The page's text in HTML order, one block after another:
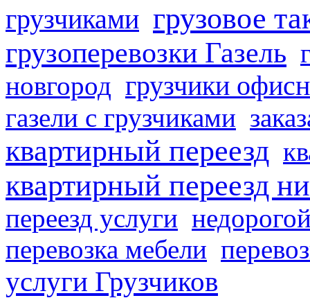
грузчиками грузовое
грузоперевозки Газель
новгород грузчики
газели с грузчиками
квартирный переезд
квартирный переезд
переезд услуги
перевозка мебели
услуги Грузчиков